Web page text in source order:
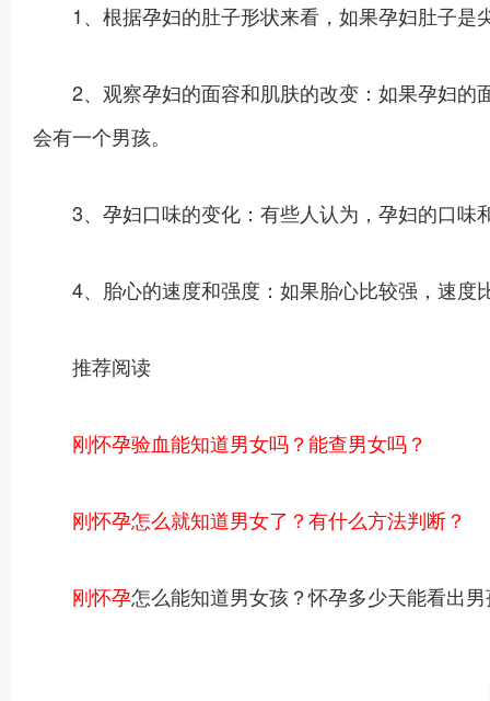
1、根据孕妇的肚子形状来看，如果孕妇肚子是
2、观察孕妇的面容和肌肤的改变：如果孕妇的
会有一个男孩。
3、孕妇口味的变化：有些人认为，孕妇的口味
4、胎心的速度和强度：如果胎心比较强，速度
推荐阅读
刚怀孕验血能知道男女吗？能查男女吗？
刚怀孕怎么就知道男女了？有什么方法判断？
刚怀孕怎么能知道男女孩？怀孕多少天能看出